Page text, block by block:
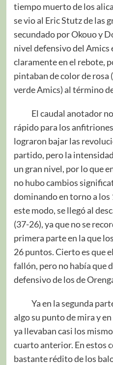
tiempo muerto de los
se vio al Eric Stutz de las
secundado por Okouo y
nivel defensivo del Amics
claramente en el rebote,
pintaban de color de rosa
verde Amics) al término
El caudal anotador no
rápido para los
lograron bajar las
partido, pero la
un gran nivel, por lo que
no hubo cambios
dominando en torno a los
este modo, se llegó al
(37-26), ya que no se
primera parte en la que
26 puntos. Cierto es que
fallón, pero no había que
defensivo de los de
Ya en la segunda
algo su punto de mira y
ya llevaban casi los
cuarto anterior. En estos
bastante rédito de los